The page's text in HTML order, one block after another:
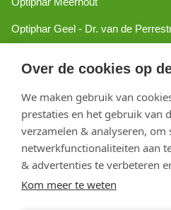
Over de cookies op
We maken gebruik van
prestaties en het gebruik van
verzamelen & analyseren, om
netwerkfunctionaliteiten aan
& advertenties te verbeteren
Kom meer te weten
Optiphar Geel - Dr. van de
Optiphar Mol
Copyright 2026 optiphar.com.